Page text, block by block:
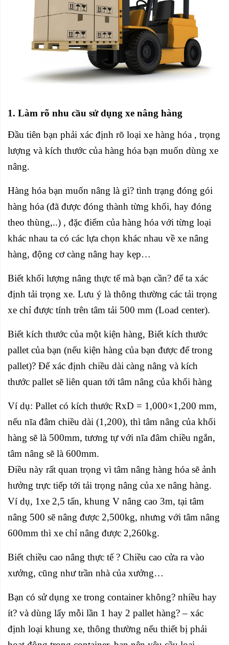
1. Làm rõ nhu cầu sử dụng xe nâng hàng
Đầu tiên bạn phải xác định rõ loại xe hàng hóa , trọng
lượng và kích thước của hàng hóa bạn muốn dùng xe
nâng.
Hàng hóa bạn muốn nâng là gì? tình trạng đóng gói
hàng hóa (đã được đóng thành từng khối, hay đóng
theo thùng,..) , đặc điểm của hàng hóa với từng loại
khác nhau ta có các lựa chọn khác nhau về xe nâng
hàng, động cơ càng nâng hay kẹp…
Biết khối lượng nâng thực tế mà bạn cần? để ta xác
định tải trọng xe. Lưu ý là thông thường các tải trọng
xe chỉ được tính trên tâm tải 500 mm (Load center).
Biết kích thước của một kiện hàng, Biết kích thước
pallet của bạn (nếu kiện hàng của bạn được để trong
pallet)? Để xác định chiều dài càng nâng và kích
thước pallet sẽ liên quan tới tâm nâng của khối hàng
Ví dụ: Pallet có kích thước RxD = 1,000×1,200 mm,
nếu nĩa đâm chiều dài (1,200), thì tâm nâng của khối
hàng sẽ là 500mm, tương tự với nĩa đâm chiều ngắn,
tâm nâng sẽ là 600mm.
Điều này rất quan trọng vì tâm nâng hàng hóa sẽ ảnh
hưởng trực tiếp tới tải trọng nâng của xe nâng hàng.
Ví dụ, 1xe 2,5 tấn, khung V nâng cao 3m, tại tâm
nâng 500 sẽ nâng được 2,500kg, nhưng với tâm nâng
600mm thì xe chỉ nâng được 2,260kg.
Biết chiều cao nâng thực tế ? Chiều cao cửa ra vào
xưởng, cũng như trần nhà của xưởng…
Bạn có sử dụng xe trong container không? nhiều hay
ít? và dùng lấy mỗi lần 1 hay 2 pallet hàng? – xác
định loại khung xe, thông thường nếu thiết bị phải